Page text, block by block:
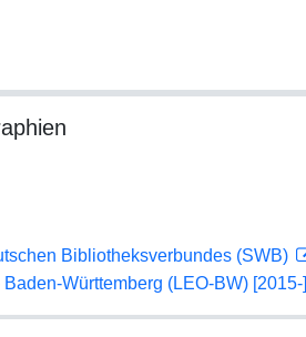
Bibliotheksverbundes (SWB)
Württemberg (LEO-BW) [2015-]